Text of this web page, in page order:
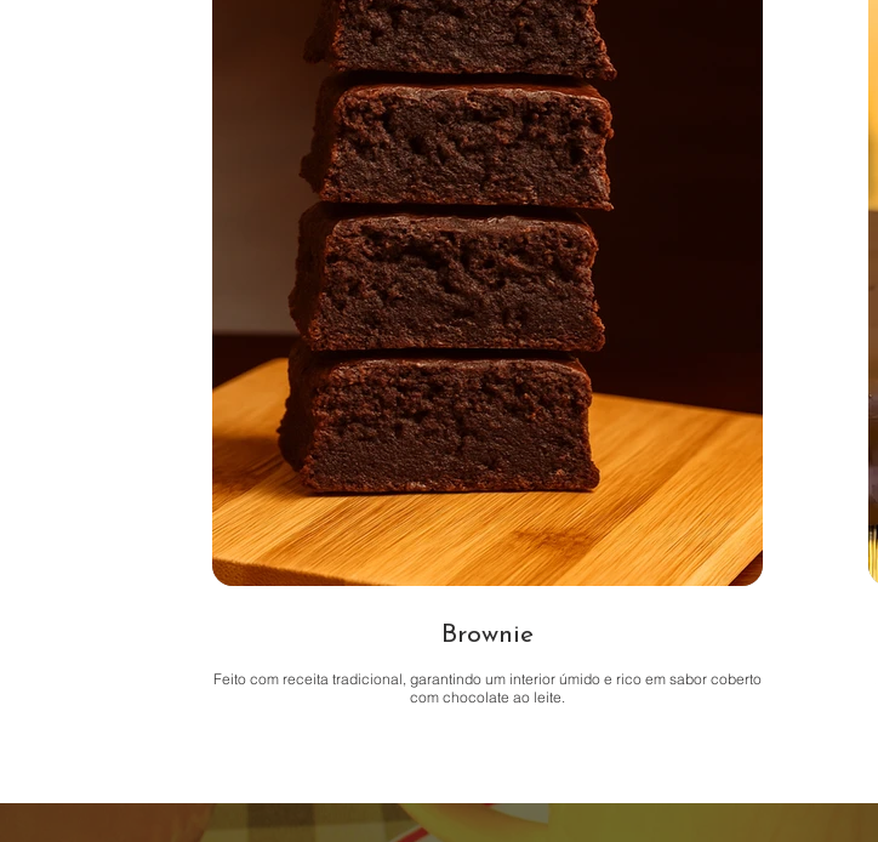
Brownie
Feito com receita tradicional, garantindo um interior úmido e rico em sabor coberto
com chocolate ao leite.